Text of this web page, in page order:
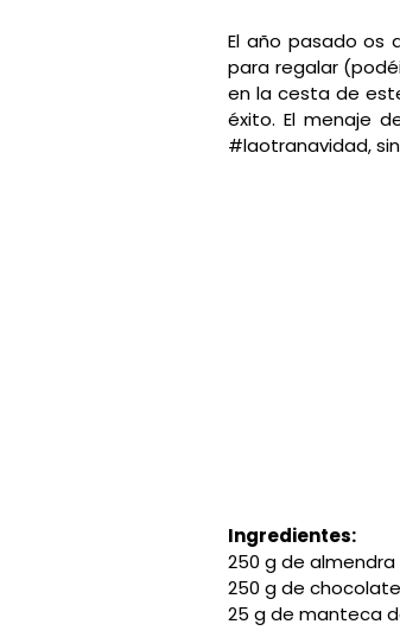
El año pasado os
para regalar
en la cesta de
éxito. El menaje
#laotranavidad,
Ingredientes:
250 g de
250 g de chocolate
25 g de manteca